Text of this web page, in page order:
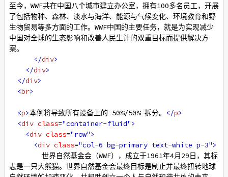
至今，WWF共在中国八个城市建立办公室，拥有100多名员工，开展
了包括物种、森林、淡水与海洋、能源与气候变化、环境教育和野
生物贸易等多方面的工作。WWF中国的主要任务，就是为实现减少
中国对全球的生态影响和改善人民生计的双重目标而提供解决方
案。
</div>
</div>
</div>
<br>
<p>本例将导致所有设备上的 50%/50% 拆分。 </p>
<div class="container-fluid">
<div class="row">
<div class="col-6 bg-primary text-white p-3">
世界自然基金会（WWF），成立于1961年4月29日，其标
志是一只大熊猫。世界自然基金会最终目标是制止并最终扭转地球